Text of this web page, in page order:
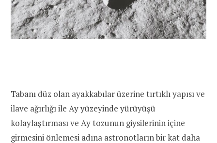
Tabanı düz olan ayakkabılar üzerine tırtıklı yapısı ve
ilave ağırlığı ile Ay yüzeyinde yürüyüşü
kolaylaştırması ve Ay tozunun giysilerinin içine
girmesini önlemesi adına astronotların bir kat daha